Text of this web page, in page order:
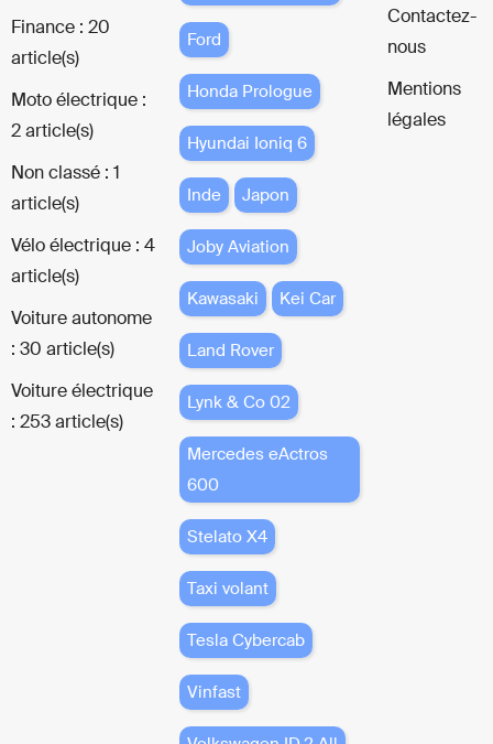
Finance : 20
article(s)
Moto électrique :
2 article(s)
Non classé : 1
article(s)
Vélo électrique : 4
article(s)
Voiture autonome
: 30 article(s)
Voiture électrique
: 253 article(s)
Ford
Honda Prologue
Hyundai Ioniq 6
Inde Japon
Joby Aviation
Kawasaki Kei Car
Land Rover
Lynk & Co 02
Mercedes eActros
600
Stelato X4
Taxi volant
Tesla Cybercab
Vinfast
Contactez-
nous
Mentions
légales